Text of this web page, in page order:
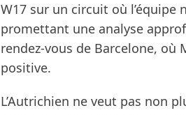
W17 sur un circuit où l’équipe
promettant une analyse
rendez-vous de Barcelone, où
positive.
L’Autrichien ne veut pas non